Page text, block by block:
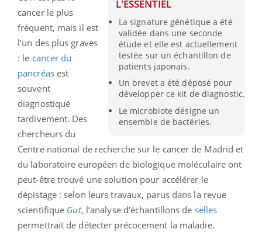
L'ESSENTIEL
La signature génétique a été
validée dans une seconde
étude et elle est actuellement
testée sur un échantillon de
patients japonais.
Un brevet a été déposé pour
développer ce kit de diagnostic.
Le microbiote désigne un
ensemble de bactéries.
cancer le plus
fréquent, mais il est
l’un des plus graves
: le cancer du
pancréasest
souvent
diagnostiqué
tardivement. Des
chercheurs du
Centre national de recherche sur le cancer de Madrid et
du laboratoire européen de biologique moléculaire ont
peut-être trouvé une solution pour accélérer le
dépistage : selon leurs travaux, parus dans la revue
scientifique Gut, l’analyse d’échantillons de selles
permettrait de détecter précocement la maladie.